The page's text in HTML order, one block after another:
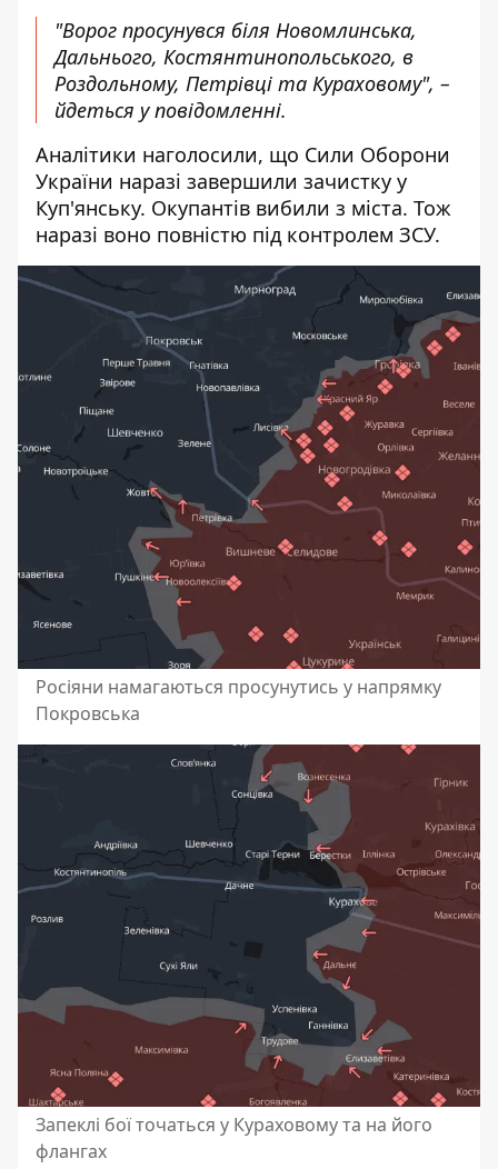
"Ворог просунувся біля Новомлинська,
Дальнього, Костянтинопольського, в
Роздольному, Петрівці та Кураховому", –
йдеться у повідомленні.
Аналітики наголосили, що Сили Оборони
України наразі завершили зачистку у
Куп'янську. Окупантів вибили з міста. Тож
наразі воно повністю під контролем ЗСУ.
Росіяни намагаються просунутись у напрямку
Покровська
Запеклі бої точаться у Кураховому та на його
флангах